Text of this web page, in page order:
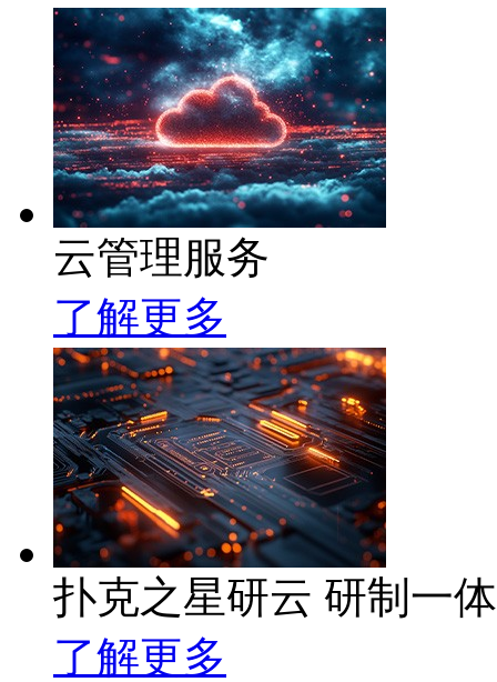
云管理服务
了解更多
扑克之星研云 研制一
了解更多